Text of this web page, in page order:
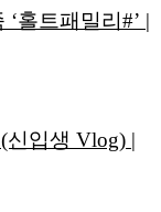
홀트패밀리#’ |
신입생 Vlog) |